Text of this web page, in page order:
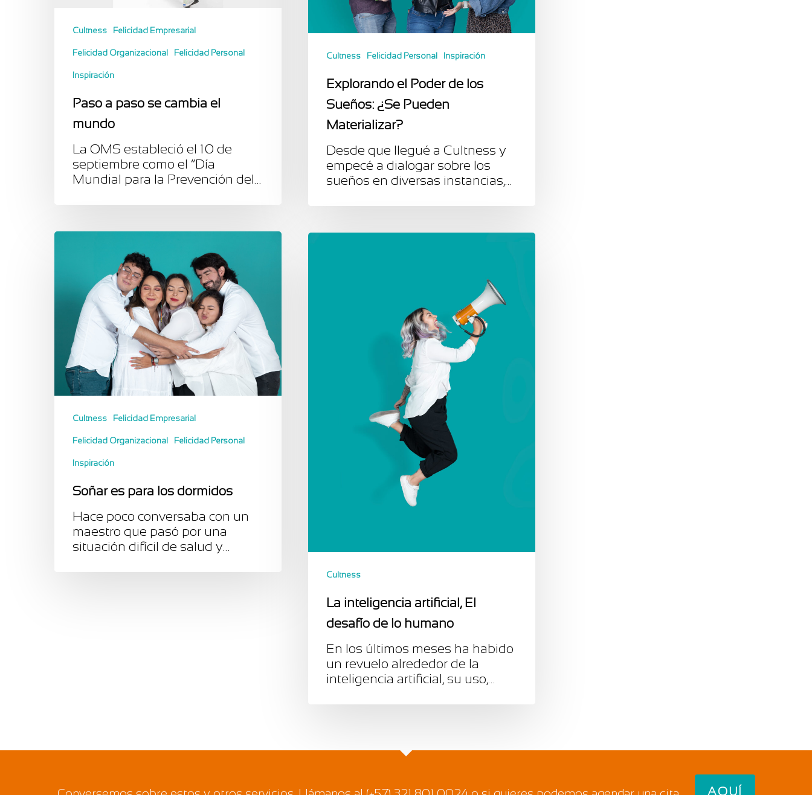
Cultness Felicidad Empresarial
Felicidad Organizacional Felicidad Personal
Inspiración
Paso a paso se cambia el
mundo
La OMS estableció el 10 de
septiembre como el “Día
Mundial para la Prevención del…
Cultness Felicidad Personal Inspiración
Explorando el Poder de los
Sueños: ¿Se Pueden
Materializar?
Desde que llegué a Cultness y
empecé a dialogar sobre los
sueños en diversas instancias,…
Cultness Felicidad Empresarial
Felicidad Organizacional Felicidad Personal
Inspiración
Soñar es para los dormidos
Hace poco conversaba con un
maestro que pasó por una
situación difícil de salud y…
Cultness
La inteligencia artificial, El
desafío de lo humano
En los últimos meses ha habido
un revuelo alrededor de la
inteligencia artificial, su uso,…
AQUÍ